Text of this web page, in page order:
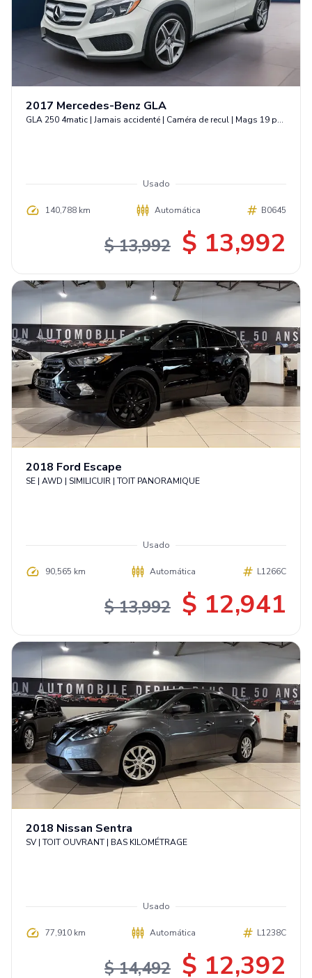
2017 Mercedes-Benz GLA
GLA 250 4matic | Jamais accidenté | Caméra de recul | Mags 19 pouces
Usado
140,788 km Automática B0645
$ 13,992 $ 13,992
2018 Ford Escape
SE | AWD | SIMILICUIR | TOIT PANORAMIQUE
Usado
90,565 km Automática L1266C
$ 13,992 $ 12,941
2018 Nissan Sentra
SV | TOIT OUVRANT | BAS KILOMÉTRAGE
Usado
77,910 km Automática L1238C
$ 14,492 $ 12,392